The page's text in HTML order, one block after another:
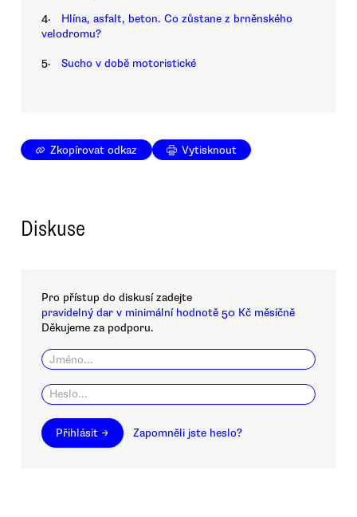
4.
Hlína, asfalt, beton. Co zůstane z brněnského
velodromu?
5. Sucho v době motoristické
Zkopírovat odkaz Vytisknout
Diskuse
Pro přístup do diskusí zadejte
pravidelný dar v minimální hodnotě 50 Kč měsíčně
Děkujeme za podporu.
Přihlásit → Zapomněli jste heslo?